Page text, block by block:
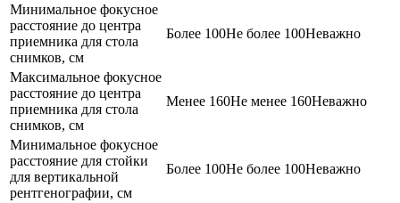
Минимальное фокусное
расстояние до центра
приемника для стола
снимков, см
Более 100Не более 100Неважно
Максимальное фокусное
расстояние до центра
приемника для стола
снимков, см
Менее 160Не менее 160Неважно
Минимальное фокусное
расстояние для стойки
для вертикальной
рентгенографии, см
Более 100Не более 100Неважно